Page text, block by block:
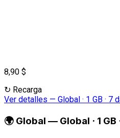
8,90 $
↻ Recarga
Ver detalles — Global · 1 GB · 7
🌍 Global — Global · 1